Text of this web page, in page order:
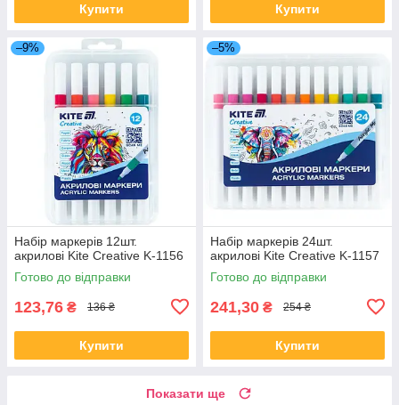
Купити Купити
–9%
Набір маркерів 12шт.
акрилові Kite Creative K-1156
Готово до відправки
123,76 ₴ 136 ₴
Купити
–5%
Набір маркерів 24шт.
акрилові Kite Creative K-1157
Готово до відправки
241,30 ₴ 254 ₴
Купити
Показати ще